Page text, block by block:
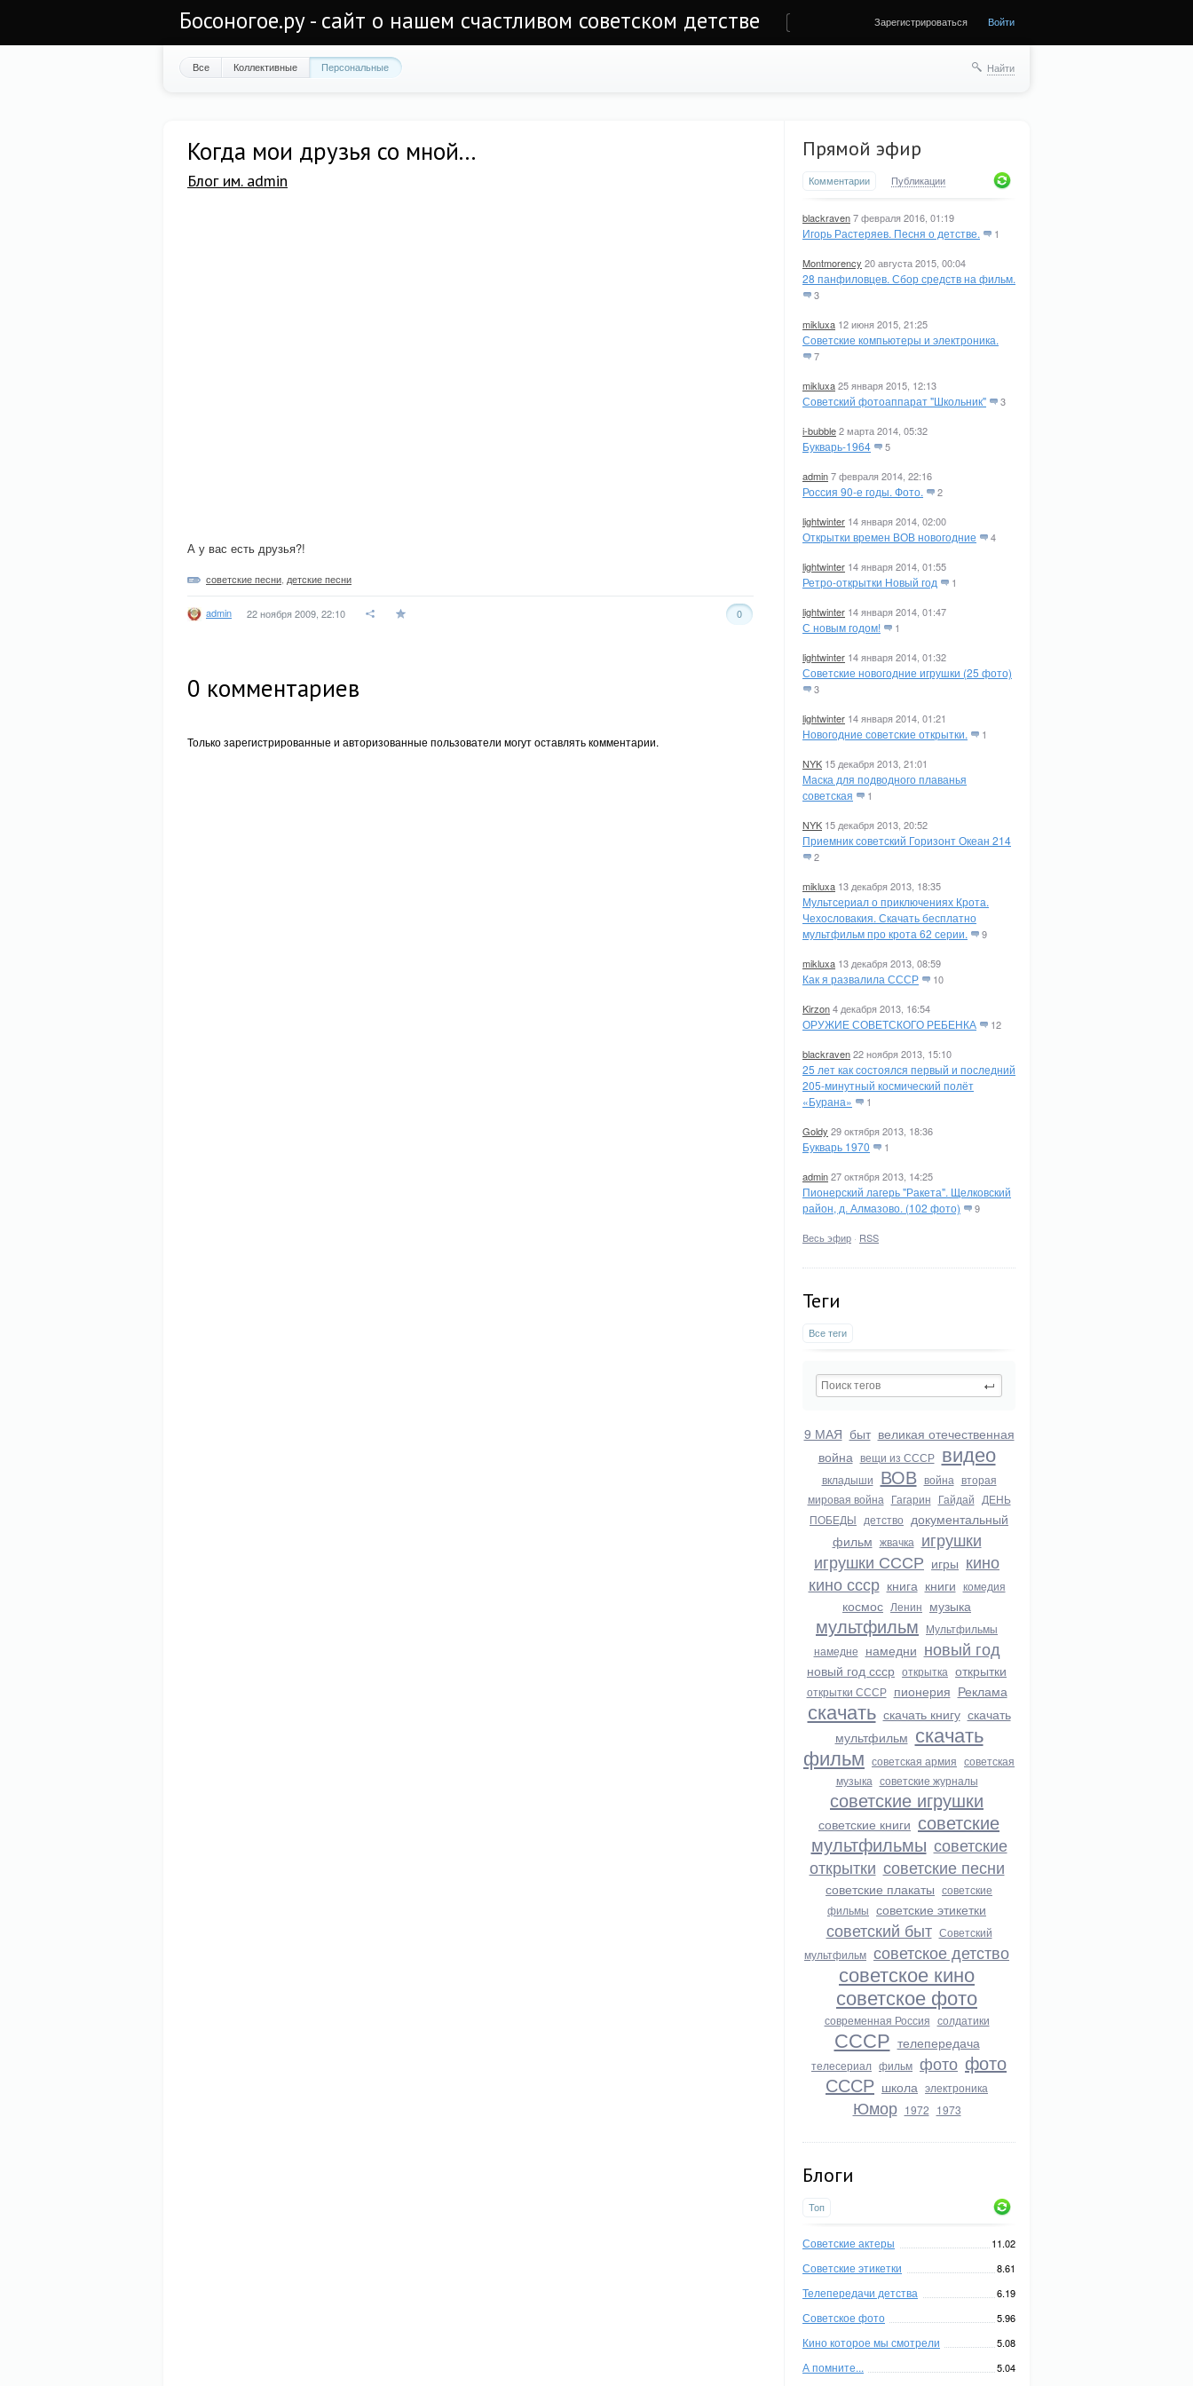
Босоногое.ру - сайт о нашем счастливом советском детстве Зарегистрироваться Войти
Все Коллективные Персональные Найти
Прямой эфир
Комментарии Публикации
blackraven7 февраля 2016, 01:19
Игорь Растеряев. Песня о детстве. 1
Montmorency 20 августа 2015, 00:04
28 панфиловцев. Сбор средств на фильм.
3
mikluxa 12 июня 2015, 21:25
Советские компьютеры и электроника.
7
mikluxa25 января 2015, 12:13
Советский фотоаппарат "Школьник" 3
i-bubble2 марта 2014, 05:32
Букварь-1964 5
admin7 февраля 2014, 22:16
Россия 90-е годы. Фото. 2
lightwinter 14 января 2014, 02:00
Открытки времен ВОВ новогодние 4
lightwinter 14 января 2014, 01:55
Ретро-открытки Новый год 1
lightwinter 14 января 2014, 01:47
С новым годом! 1
lightwinter 14 января 2014, 01:32
Советские новогодние игрушки (25 фото)
3
lightwinter 14 января 2014, 01:21
Новогодние советские открытки. 1
NYK 15 декабря 2013, 21:01
Маска для подводного плаванья
советская
1
NYK 15 декабря 2013, 20:52
Приемник советский Горизонт Океан 214
2
mikluxa 13 декабря 2013, 18:35
Мультсериал о приключениях Крота.
Чехословакия. Скачать бесплатно
мультфильм про крота 62 серии.
9
mikluxa 13 декабря 2013, 08:59
Как я развалила СССР 10
Kirzon4 декабря 2013, 16:54
ОРУЖИЕ СОВЕТСКОГО РЕБЕНКА 12
blackraven22 ноября 2013, 15:10
25 лет как состоялся первый и последний
205-минутный космический полёт
«Бурана»
1
Goldy 29 октября 2013, 18:36
Букварь 1970 1
admin27 октября 2013, 14:25
Пионерский лагерь "Ракета". Щелковский
район, д. Алмазово. (102 фото)
9
Весь эфир · RSS
Теги
Все теги
9 МАЯ быт великая отечественная
война вещи из СССР видео
вкладыши ВОВ война вторая
мировая война Гагарин Гайдай ДЕНЬ
ПОБЕДЫ детство документальный
фильм жвачка игрушки
игрушки СССР игры кино
кино ссср книга книги комедия
космос Ленин музыка
мультфильм Мультфильмы
намедне намедни новый год
новый год ссср открытка открытки
открытки СССР пионерия Реклама
скачать скачать книгу скачать
мультфильм скачать
фильм советская армия советская
музыка советские журналы
советские игрушки
советские книги советские
мультфильмы советские
открытки советские песни
советские плакаты советские
фильмы советские этикетки
советский быт Советский
мультфильм советское детство
советское кино
советское фото
современная Россия солдатики
СССР телепередача
телесериал фильм фото фото
СССР школа электроника
Юмор 1972 1973
Блоги
Топ
Советские актеры 11.02
Советские этикетки 8.61
Телепередачи детства 6.19
Советское фото 5.96
Кино которое мы смотрели 5.08
А помните... 5.04
Когда мои друзья со мной...
Блог им. admin
А у вас есть друзья?!
советские песни детские песни
admin 22 ноября 2009, 22:10 0
0 комментариев
Только зарегистрированные и авторизованные пользователи могут оставлять комментарии.